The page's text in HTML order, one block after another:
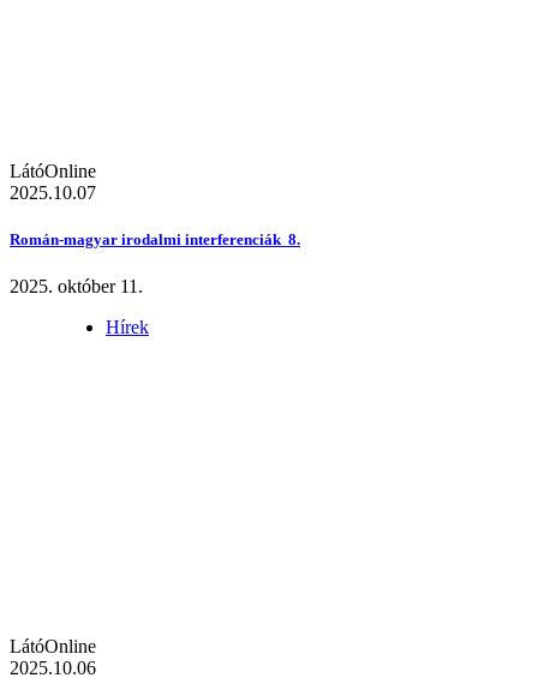
LátóOnline
2025.10.07
Román-magyar irodalmi interferenciák 8.
2025. október 11.
Hírek
LátóOnline
2025.10.06